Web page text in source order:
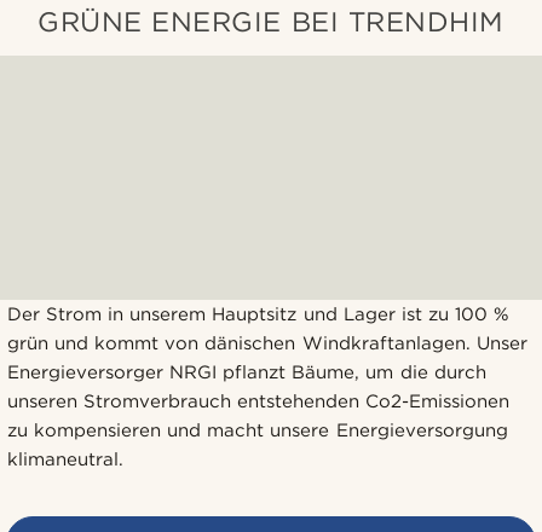
GRÜNE ENERGIE BEI ​​TRENDHIM
Der Strom in unserem Hauptsitz und Lager ist zu 100 %
grün und kommt von dänischen Windkraftanlagen. Unser
Energieversorger NRGI pflanzt Bäume, um die durch
unseren Stromverbrauch entstehenden Co2-Emissionen
zu kompensieren und macht unsere Energieversorgung
klimaneutral.